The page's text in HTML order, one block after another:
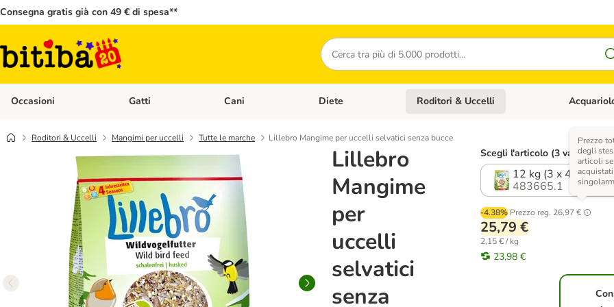
Consegna gratis già con 49 € di spesa**
Cerca
Occasioni Apri Menù Categoria: Occasioni
Gatti Apri Menù Categoria: Gatti
Cani Apri Menù Categoria: Cani
Diete Apri Menù Categoria: Diete
Roditori & Uccelli Apri Menù
Roditori & Uccelli Mangimi per uccelli Tutte le marche Lillebro Mangime per uccelli selvatici senza bucce
Lillebro
Mangime
per
uccelli
selvatici
senza
Scegli l'articolo (3 varianti)
12 kg (3 x 4 kg)
483665.1
-4.38% Prezzo reg. 26,97 €
Prezzo
degli
articoli se
acquistati
25,79 €
2,15 € / kg
23,98 €